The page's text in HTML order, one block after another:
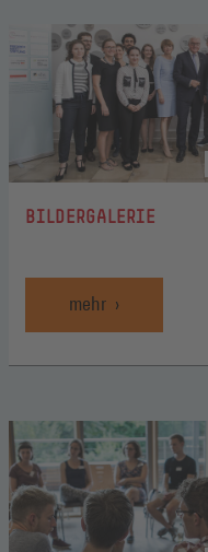
:BILDERGALERIE
mehr